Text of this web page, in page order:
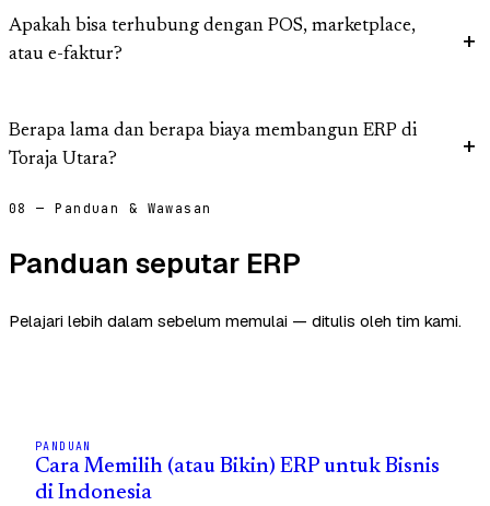
Apakah bisa terhubung dengan POS, marketplace,
atau e-faktur?
Berapa lama dan berapa biaya membangun ERP di
Toraja Utara?
08 — Panduan & Wawasan
Panduan seputar ERP
Pelajari lebih dalam sebelum memulai — ditulis oleh tim kami.
PANDUAN
Cara Memilih (atau Bikin) ERP untuk Bisnis
di Indonesia